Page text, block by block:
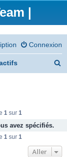
|
Connexion
1sur 1
avez spécifiés.
1sur 1
Aller